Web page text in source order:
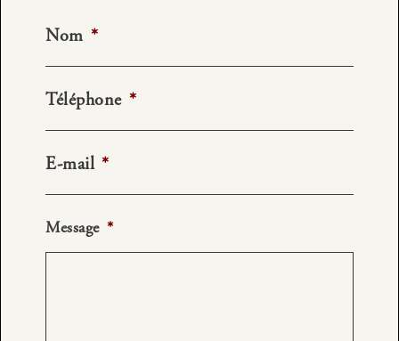
Nom *
Téléphone *
E-mail *
Message *